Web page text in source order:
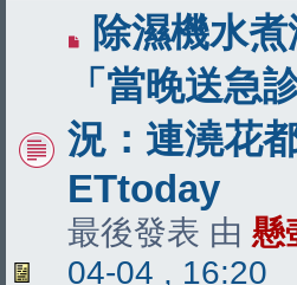
除濕機水
「當晚送急
況：連澆花
ETtoday
最後發表 由 懸
04-04 , 16:20